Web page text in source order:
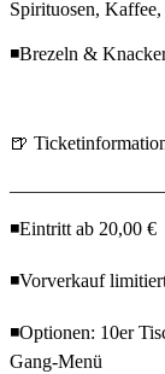
Spirituosen, Kaffee,
◾Brezeln &
🍺
◾Eintritt ab 20,00 €
◾Vorverkauf
◾Optionen: 10er
Gang-Menü